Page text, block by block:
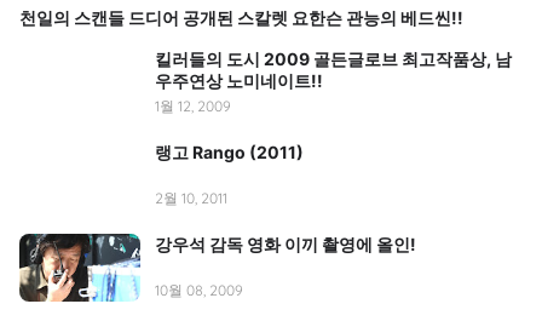
천일의 스캔들 드디어 공개된 스칼렛 요한슨 관능의 베드씬!!
킬러들의 도시 2009 골든글로브 최고작품상, 남
우주연상 노미네이트!!
1월 12, 2009
랭고 Rango (2011)
2월 10, 2011
강우석 감독 영화 이끼 촬영에 올인!
10월 08, 2009